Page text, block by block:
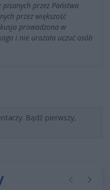
przez Państwa
przez większość
prowadzona w
i nie urażała uczuć osób
Bądź pierwszy,
Poprzednie